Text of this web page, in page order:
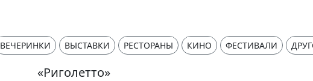
ВЕЧЕРИНКИ ВЫСТАВКИ РЕСТОРАНЫ КИНО ФЕСТИВАЛИ
«Риголетто»